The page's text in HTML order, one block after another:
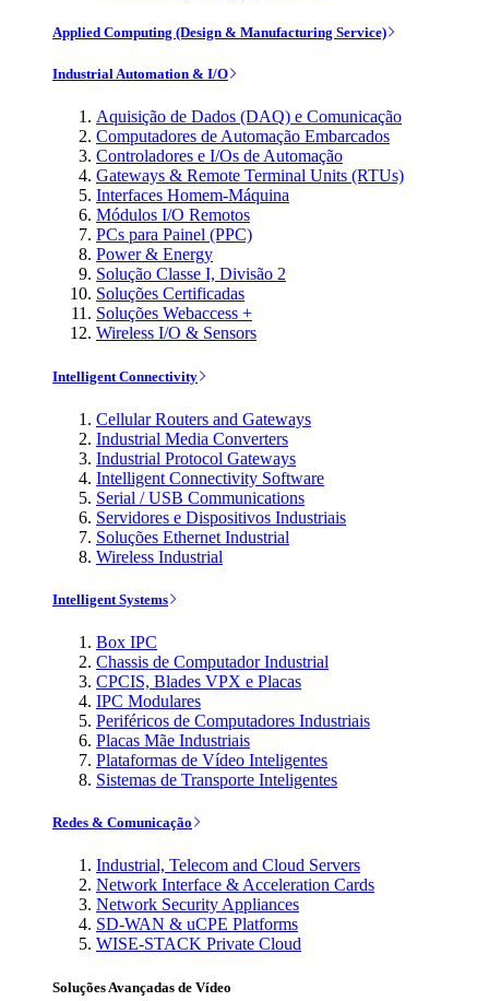
Applied Computing (Design & Manufacturing Service)
Industrial Automation & I/O
Aquisição de Dados (DAQ) e Comunicação
Computadores de Automação Embarcados
Controladores e I/Os de Automação
Gateways & Remote Terminal Units (RTUs)
Interfaces Homem-Máquina
Módulos I/O Remotos
PCs para Painel (PPC)
Power & Energy
Solução Classe I, Divisão 2
Soluções Certificadas
Soluções Webaccess +
Wireless I/O & Sensors
Intelligent Connectivity
Cellular Routers and Gateways
Industrial Media Converters
Industrial Protocol Gateways
Intelligent Connectivity Software
Serial / USB Communications
Servidores e Dispositivos Industriais
Soluções Ethernet Industrial
Wireless Industrial
Intelligent Systems
Box IPC
Chassis de Computador Industrial
CPCIS, Blades VPX e Placas
IPC Modulares
Periféricos de Computadores Industriais
Placas Mãe Industriais
Plataformas de Vídeo Inteligentes
Sistemas de Transporte Inteligentes
Redes & Comunicação
Industrial, Telecom and Cloud Servers
Network Interface & Acceleration Cards
Network Security Appliances
SD-WAN & uCPE Platforms
WISE-STACK Private Cloud
Soluções Avançadas de Vídeo